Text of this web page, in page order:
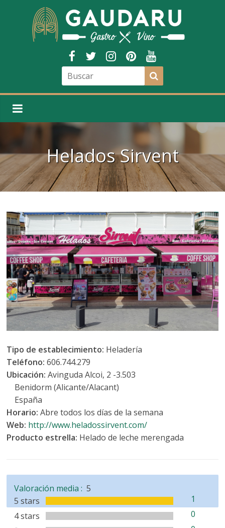
Helados Sirvent
Tipo de establecimiento: Heladería
Teléfono:606.744.279
Ubicación:Avinguda Alcoi, 2 -3.503
Benidorm (Alicante/Alacant)
España
Horario:Abre todos los días de la semana
Web: http://www.heladossirvent.com/
Producto estrella: Helado de leche merengada
Valoración media :
5 stars
1
4 stars
0
5